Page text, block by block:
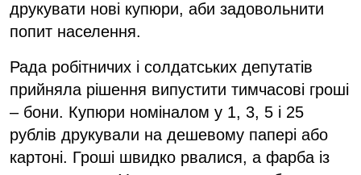
друкувати нові купюри, аби задовольнити
попит населення.
Рада робітничих і солдатських депутатів
прийняла рішення випустити тимчасові гроші
– бони. Купюри номіналом у 1, 3, 5 і 25
рублів друкували на дешевому папері або
картоні. Гроші швидко рвалися, а фарба із